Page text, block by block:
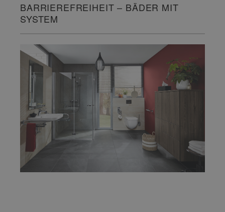
BARRIEREFREIHEIT – BÄDER MIT
SYSTEM